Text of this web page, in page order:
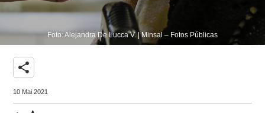
Foto: Alejandra De Lucca V. | Minsal – Fotos Públicas
share
10 Mai 2021